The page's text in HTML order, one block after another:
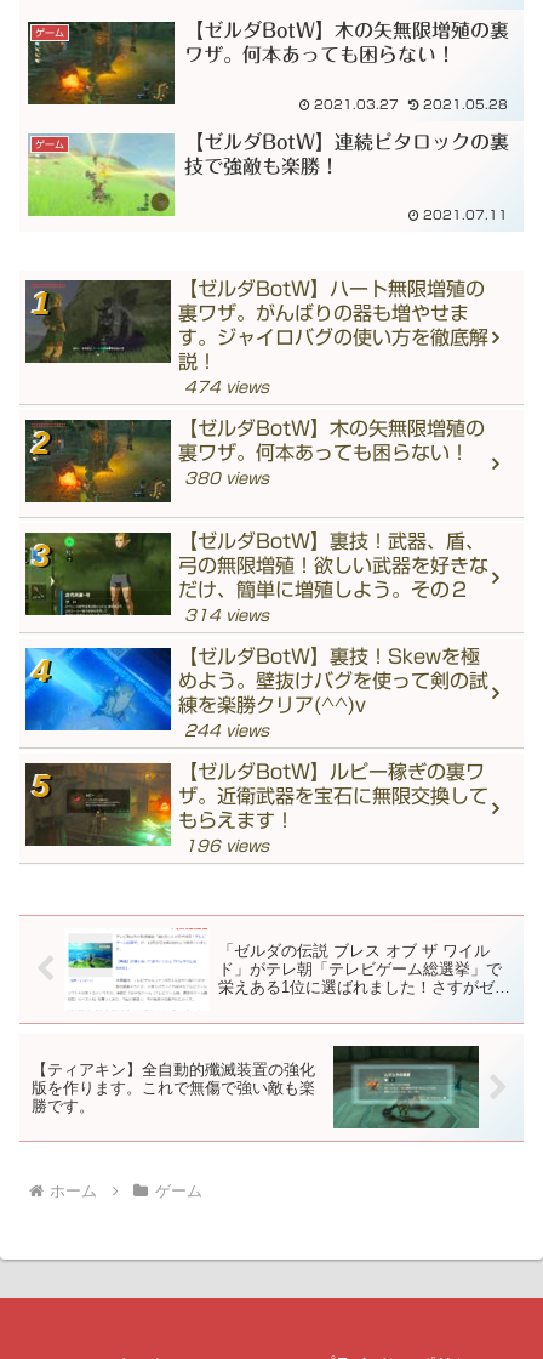
ゲーム
【ゼルダBotW】木の矢無限増殖の裏
ワザ。何本あっても困らない！
2021.03.27 2021.05.28
ゲーム
【ゼルダBotW】連続ピタロックの裏
技で強敵も楽勝！
2021.07.11
【ゼルダBotW】ハート無限増殖の
裏ワザ。がんばりの器も増やせま
す。ジャイロバグの使い方を徹底解
説！
474 views
【ゼルダBotW】木の矢無限増殖の
裏ワザ。何本あっても困らない！
380 views
【ゼルダBotW】裏技！武器、盾、
弓の無限増殖！欲しい武器を好きな
だけ、簡単に増殖しよう。その２
314 views
【ゼルダBotW】裏技！Skewを極
めよう。壁抜けバグを使って剣の試
練を楽勝クリア(^^)v
244 views
【ゼルダBotW】ルピー稼ぎの裏ワ
ザ。近衛武器を宝石に無限交換して
もらえます！
196 views
「ゼルダの伝説 ブレス オブ ザ ワイル
ド」がテレ朝「テレビゲーム総選挙」で
栄えある1位に選ばれました！さすがゼル
ブログ（裏ワザ紹介）もPVがうなぎ上り
【ティアキン】全自動的殲滅装置の強化
版を作ります。これで無傷で強い敵も楽
勝です。
ホーム ゲーム